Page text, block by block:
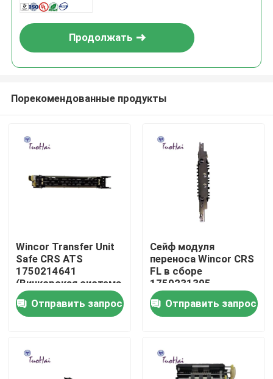
Дом
Продукты
О нас
Продолжать
Порекомендованные продукты
Wincor Transfer Unit
Safe CRS ATS
1750214641
(Винкорская система
передачи данных)
Отправить запрос
Сейф модуля
переноса Wincor CRS
FL в сборе
1750231395
Отправить запрос